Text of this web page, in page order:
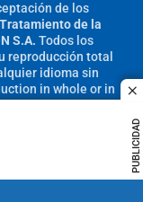
PUBLICIDAD
de los
de la
S.A. Todos los
reproducción total
idioma sin
in whole or in